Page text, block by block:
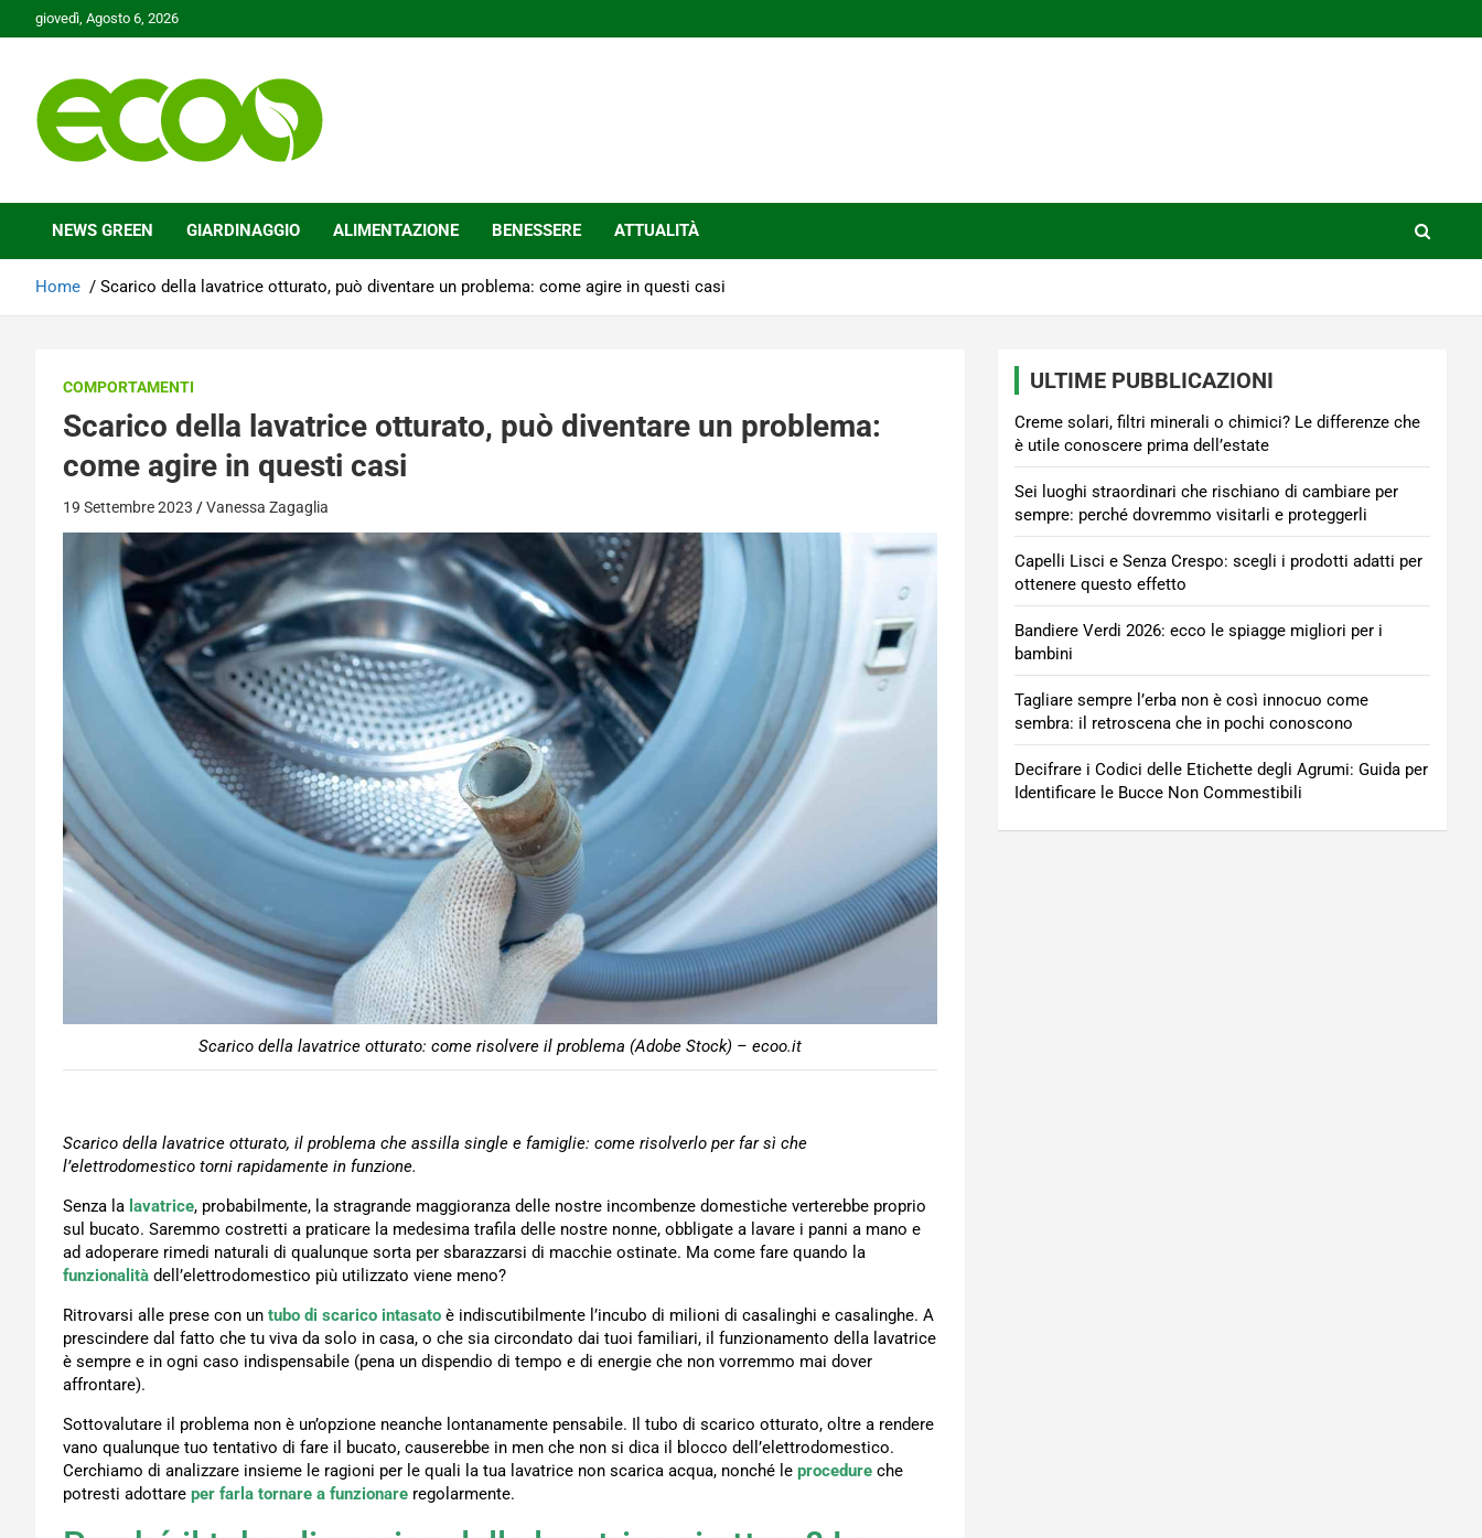
to
giovedì, Agosto 6, 2026
Ecoo.it
NEWS GREEN GIARDINAGGIO ALIMENTAZIONE BENESSERE ATTUALITÀ
Home Scarico della lavatrice otturato, può diventare un problema: come agire in questi casi
COMPORTAMENTI
Scarico della lavatrice otturato, può diventare un problema:
come agire in questi casi
19 Settembre 2023 Vanessa Zagaglia
Scarico della lavatrice otturato: come risolvere il problema (Adobe Stock) – ecoo.it
Scarico della lavatrice otturato, il problema che assilla single e famiglie: come risolverlo per far sì che
l’elettrodomestico torni rapidamente in funzione.
Senza la lavatrice, probabilmente, la stragrande maggioranza delle nostre incombenze domestiche verterebbe proprio
sul bucato. Saremmo costretti a praticare la medesima trafila delle nostre nonne, obbligate a lavare i panni a mano e
ad adoperare rimedi naturali di qualunque sorta per sbarazzarsi di macchie ostinate. Ma come fare quando la
funzionalità dell’elettrodomestico più utilizzato viene meno?
Ritrovarsi alle prese con un tubo di scarico intasato è indiscutibilmente l’incubo di milioni di casalinghi e casalinghe. A
prescindere dal fatto che tu viva da solo in casa, o che sia circondato dai tuoi familiari, il funzionamento della lavatrice
è sempre e in ogni caso indispensabile (pena un dispendio di tempo e di energie che non vorremmo mai dover
affrontare).
Sottovalutare il problema non è un’opzione neanche lontanamente pensabile. Il tubo di scarico otturato, oltre a rendere
vano qualunque tuo tentativo di fare il bucato, causerebbe in men che non si dica il blocco dell’elettrodomestico.
Cerchiamo di analizzare insieme le ragioni per le quali la tua lavatrice non scarica acqua, nonché le procedure che
potresti adottare per farla tornare a funzionare regolarmente.
ULTIME PUBBLICAZIONI
Creme solari, filtri minerali o chimici? Le differenze che
è utile conoscere prima dell’estate
Sei luoghi straordinari che rischiano di cambiare per
sempre: perché dovremmo visitarli e proteggerli
Capelli Lisci e Senza Crespo: scegli i prodotti adatti per
ottenere questo effetto
Bandiere Verdi 2026: ecco le spiagge migliori per i
bambini
Tagliare sempre l’erba non è così innocuo come
sembra: il retroscena che in pochi conoscono
Decifrare i Codici delle Etichette degli Agrumi: Guida per
Identificare le Bucce Non Commestibili